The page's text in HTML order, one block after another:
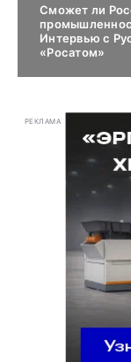
Сможет ли
Интервью с
«Росатом»
РЕКЛАМА